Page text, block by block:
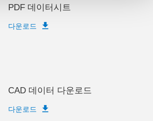
PDF 데이터시트
다운로드
CAD 데이터 다운로드
다운로드